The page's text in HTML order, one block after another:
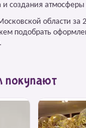
создания атмосферы
области за 2
подобрать
покупают